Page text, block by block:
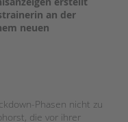
an der
neuen
Phasen nicht zu
die vor ihrer